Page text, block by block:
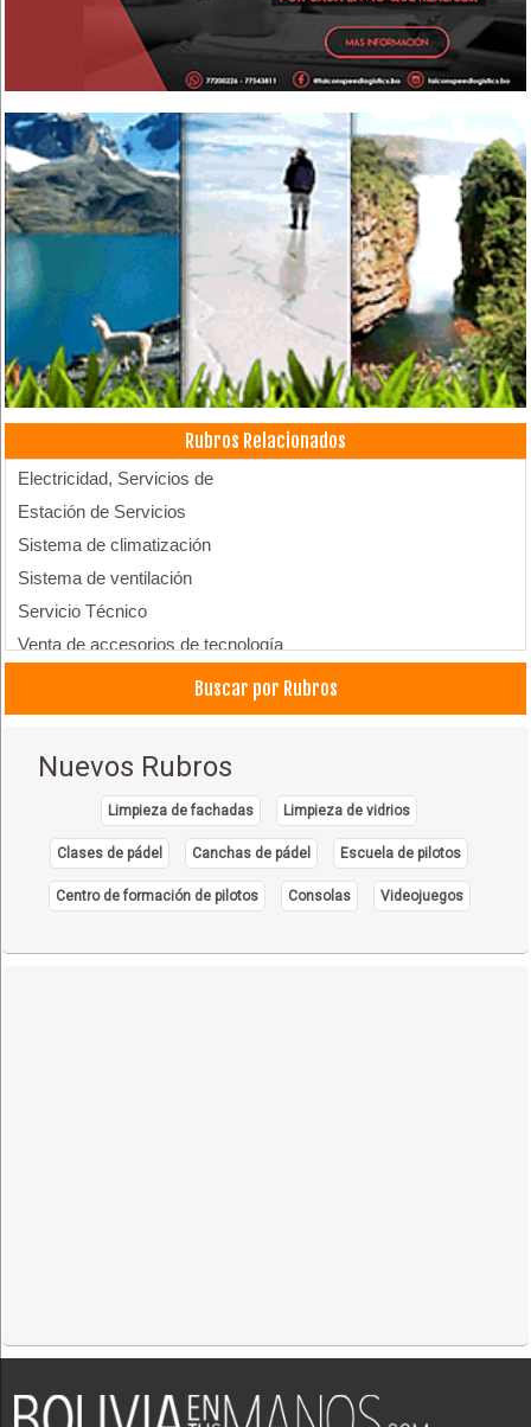
Rubros Relacionados
Electricidad, Servicios de
Estación de Servicios
Sistema de climatización
Sistema de ventilación
Servicio Técnico
Venta de accesorios de tecnología
Ventiladores
Buscar por Rubros
Nuevos Rubros
Limpieza de fachadas Limpieza de vidrios
Clases de pádel Canchas de pádel Escuela de pilotos
Centro de formación de pilotos Consolas Videojuegos